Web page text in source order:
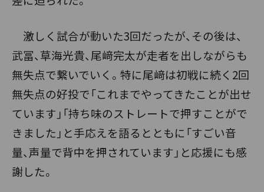
激しく試合が動いた3回だったが、その後は、
武冨、草海光貴、尾﨑完太が走者を出しながらも
無失点で繋いでいく。特に尾﨑は初戦に続く2回
無失点の好投で「これまでやってきたことが出せ
ています」「持ち味のストレートで押すことがで
きました」と手応えを語るとともに「すごい音
量、声量で背中を押されています」と応援にも感
謝した。